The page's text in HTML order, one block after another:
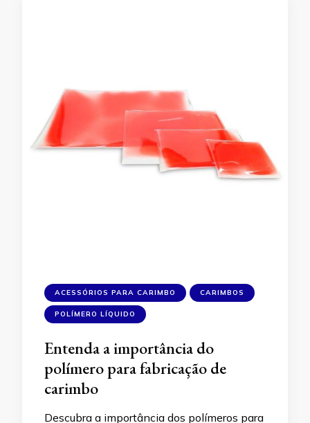
ACESSÓRIOS PARA CARIMBO CARIMBOS
POLÍMERO LÍQUIDO
Entenda a importância do
polímero para fabricação de
carimbo
Descubra a importância dos polímeros para